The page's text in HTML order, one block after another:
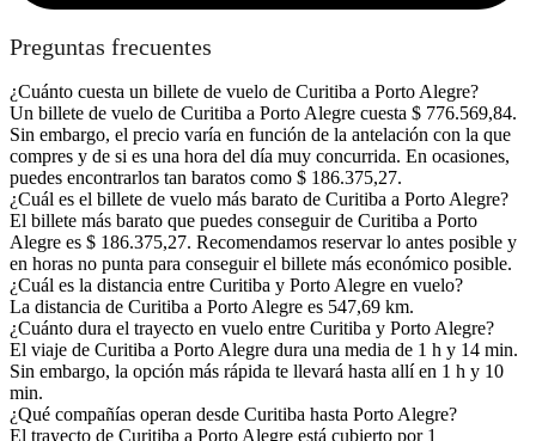
Preguntas frecuentes
¿Cuánto cuesta un billete de vuelo de Curitiba a Porto Alegre?
Un billete de vuelo de Curitiba a Porto Alegre cuesta $ 776.569,84.
Sin embargo, el precio varía en función de la antelación con la que
compres y de si es una hora del día muy concurrida. En ocasiones,
puedes encontrarlos tan baratos como $ 186.375,27.
¿Cuál es el billete de vuelo más barato de Curitiba a Porto Alegre?
El billete más barato que puedes conseguir de Curitiba a Porto
Alegre es $ 186.375,27. Recomendamos reservar lo antes posible y
en horas no punta para conseguir el billete más económico posible.
¿Cuál es la distancia entre Curitiba y Porto Alegre en vuelo?
La distancia de Curitiba a Porto Alegre es 547,69 km.
¿Cuánto dura el trayecto en vuelo entre Curitiba y Porto Alegre?
El viaje de Curitiba a Porto Alegre dura una media de 1 h y 14 min.
Sin embargo, la opción más rápida te llevará hasta allí en 1 h y 10
min.
¿Qué compañías operan desde Curitiba hasta Porto Alegre?
El trayecto de Curitiba a Porto Alegre está cubierto por 1